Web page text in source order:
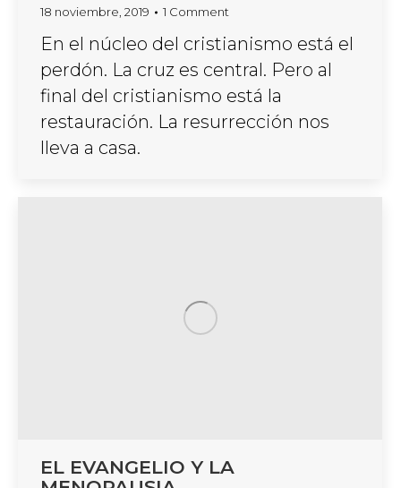
18 noviembre, 2019
1 Comment
En el núcleo del cristianismo está el
perdón. La cruz es central. Pero al
final del cristianismo está la
restauración. La resurrección nos
lleva a casa.
EL EVANGELIO Y LA